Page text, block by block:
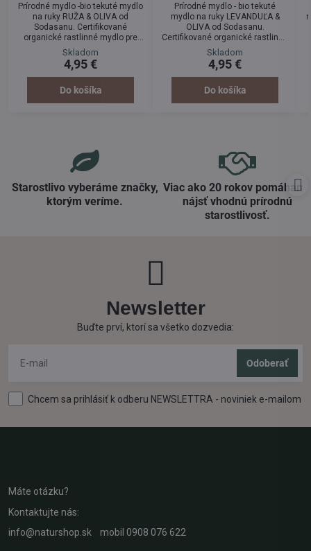
Prírodné mydlo -bio tekuté mydlo
na ruky RUŽA & OLIVA od
Sodasanu. Certifikované
organické rastlinné mydlo pre
jemnú starostlivosť o ruky a telo.
Toto jemné tekuté mydlo s
ružovou esenciou poskytuje
pôvabnú kvetinovú starostlivosť
o pokožku. Vyrobené z Bio
Skladom
4,95 €
Do košíka
Prírodné mydlo - bio tekuté
mydlo na ruky LEVANDUĽA &
OLIVA od Sodasanu.
Certifikované organické rastlinné
mydlo pre jemnú starostlivosť o
ruky a telo. Toto jemné tekuté
mydlo s certifikovaným
organickým esenciálnym
levanduľovým olejom poskytuje
Skladom
4,95 €
Do košíka
Starostlivo vyberáme značky,
ktorým veríme​.
Viac ako 20 rokov
nájsť vhodnú prírodnú
starostlivosť​.
Newsletter
Buďte prví, ktorí sa všetko dozvedia:
Odoberať
Chcem sa prihlásiť k odberu NEWSLETTRA - noviniek e-mailom
Máte otázku?
Kontaktujte nás:
info@naturshop.sk mobil 0908 076 622